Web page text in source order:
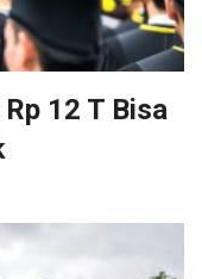
12 T Bisa